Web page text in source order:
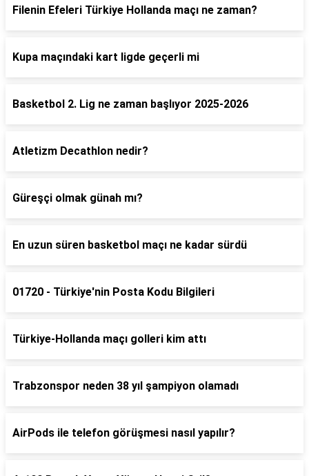
Filenin Efeleri Türkiye Hollanda maçı ne zaman?
Kupa maçındaki kart ligde geçerli mi
Basketbol 2. Lig ne zaman başlıyor 2025-2026
Atletizm Decathlon nedir?
Güreşçi olmak günah mı?
En uzun süren basketbol maçı ne kadar sürdü
01720 - Türkiye'nin Posta Kodu Bilgileri
Türkiye-Hollanda maçı golleri kim attı
Trabzonspor neden 38 yıl şampiyon olamadı
AirPods ile telefon görüşmesi nasıl yapılır?